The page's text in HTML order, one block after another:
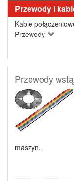
Przewody i
Kable
Przewody
Przewody
maszyn.